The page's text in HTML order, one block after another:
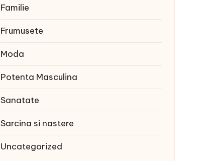
Familie
Frumusete
Moda
Potenta Masculina
Sanatate
Sarcina si nastere
Uncategorized